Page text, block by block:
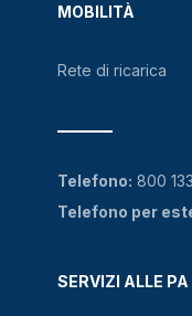
MOBILITÀ
Rete di ricarica
SERVIZI ALLE PA
Telefono: 800
Telefono per